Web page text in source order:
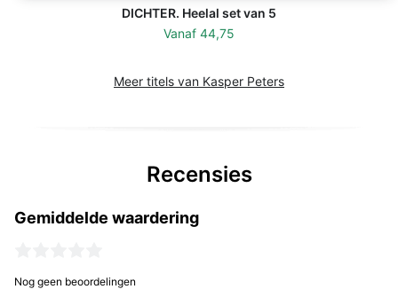
DICHTER. Heelal set van 5
Vanaf 44,75
Meer titels van Kasper Peters
Recensies
Gemiddelde waardering
Nog geen beoordelingen